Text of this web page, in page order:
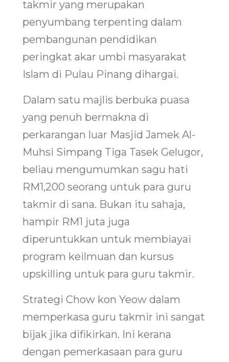
takmir yang merupakan
penyumbang terpenting dalam
pembangunan pendidikan
peringkat akar umbi masyarakat
Islam di Pulau Pinang dihargai.
Dalam satu majlis berbuka puasa
yang penuh bermakna di
perkarangan luar Masjid Jamek Al-
Muhsi Simpang Tiga Tasek Gelugor,
beliau mengumumkan sagu hati
RM1,200 seorang untuk para guru
takmir di sana. Bukan itu sahaja,
hampir RM1 juta juga
diperuntukkan untuk membiayai
program keilmuan dan kursus
upskilling untuk para guru takmir.
Strategi Chow kon Yeow dalam
memperkasa guru takmir ini sangat
bijak jika difikirkan. Ini kerana
dengan pemerkasaan para guru